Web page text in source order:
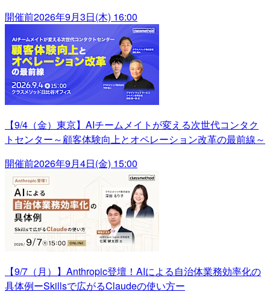
開催前2026年9月3日(木) 16:00
【9/4（金）東京】AIチームメイトが変える次世代コンタク
トセンター～顧客体験向上とオペレーション改革の最前線～
開催前2026年9月4日(金) 15:00
【9/7（月）】Anthropic登壇！AIによる自治体業務効率化の
具体例ーSkillsで広がるClaudeの使い方ー